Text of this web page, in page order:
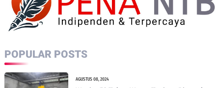
POPULAR POSTS
AGUSTUS 08, 2024